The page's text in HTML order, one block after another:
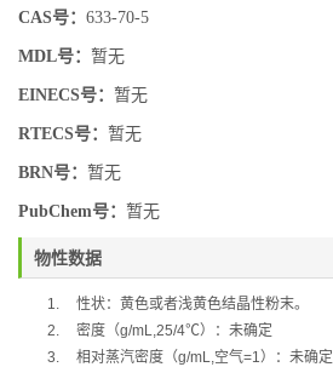
CAS号： 633-70-5
MDL号： 暂无
EINECS号： 暂无
RTECS号： 暂无
BRN号： 暂无
PubChem号： 暂无
物性数据
1.
性状：黄色或者浅黄色结晶性粉末。
2.
密度（g/mL,25/4℃）：未确定
3.
相对蒸汽密度（g/mL,空气=1）：未确定